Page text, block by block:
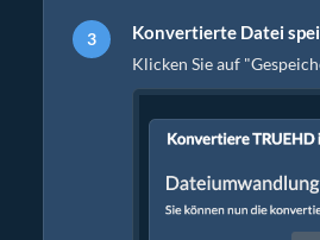
Konvertierte Datei
Klicken Sie auf